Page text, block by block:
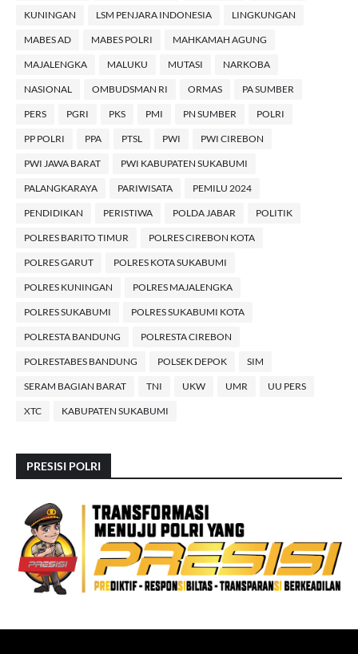
KUNINGAN LSM PENJARA INDONESIA LINGKUNGAN
MABES AD MABES POLRI MAHKAMAH AGUNG
MAJALENGKA MALUKU MUTASI NARKOBA
NASIONAL OMBUDSMAN RI ORMAS PA SUMBER
PERS PGRI PKS PMI PN SUMBER POLRI
PP POLRI PPA PTSL PWI PWI CIREBON
PWI JAWA BARAT PWI KABUPATEN SUKABUMI
PALANGKARAYA PARIWISATA PEMILU 2024
PENDIDIKAN PERISTIWA POLDA JABAR POLITIK
POLRES BARITO TIMUR POLRES CIREBON KOTA
POLRES GARUT POLRES KOTA SUKABUMI
POLRES KUNINGAN POLRES MAJALENGKA
POLRES SUKABUMI POLRES SUKABUMI KOTA
POLRESTA BANDUNG POLRESTA CIREBON
POLRESTABES BANDUNG POLSEK DEPOK SIM
SERAM BAGIAN BARAT TNI UKW UMR UU PERS
XTC KABUPATEN SUKABUMI
PRESISI POLRI